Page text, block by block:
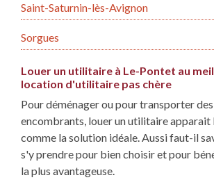
Saint-Saturnin-lès-Avignon
Sorgues
Louer un utilitaire à Le-Pontet au
location d'utilitaire pas chère
Pour déménager ou pour transporter
encombrants, louer un utilitaire apparait
comme la solution idéale. Aussi faut-il
s'y prendre pour bien choisir et pour
la plus avantageuse.